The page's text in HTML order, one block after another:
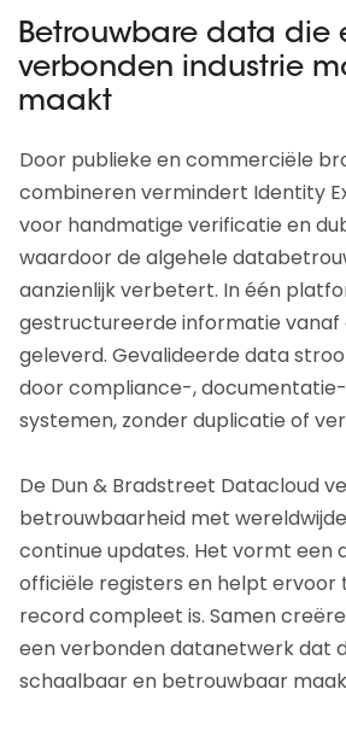
Betrouwbare data die
verbonden industrie
maakt
Door publieke en commerciële
combineren vermindert Identity
voor handmatige verificatie en
waardoor de algehele
aanzienlijk verbetert. In één
gestructureerde informatie vanaf
geleverd. Gevalideerde data
door compliance-,
systemen, zonder duplicatie of
De Dun & Bradstreet Datacloud
betrouwbaarheid met
continue updates. Het vormt een
officiële registers en helpt ervoor
record compleet is. Samen
een verbonden datanetwerk dat
schaalbaar en betrouwbaar